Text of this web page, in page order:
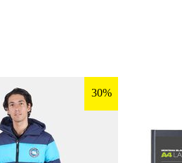
30%